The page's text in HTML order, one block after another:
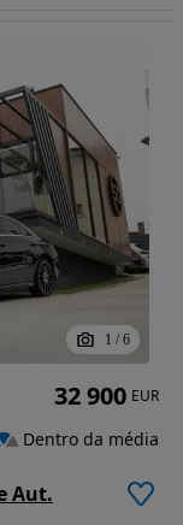
1 / 6
Aut.
32 900 EUR
Dentro da média